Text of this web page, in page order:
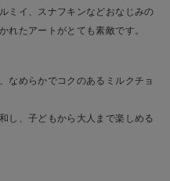
ミイ、スナフキンなどおなじみの
れたアートがとても素敵です。
なめらかでコクのあるミルクチョ
し、子どもから大人まで楽しめる